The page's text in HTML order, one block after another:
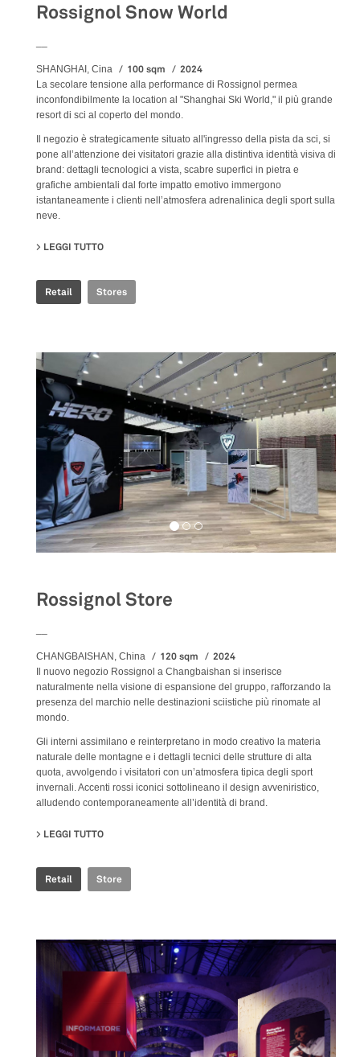
Rossignol Snow World
SHANGHAI, Cina 100 sqm 2024
La secolare tensione alla performance di Rossignol permea
inconfondibilmente la location al "Shanghai Ski World," il più grande
resort di sci al coperto del mondo.
Il negozio è strategicamente situato all'ingresso della pista da sci, si
pone all’attenzione dei visitatori grazie alla distintiva identità visiva di
brand: dettagli tecnologici a vista, scabre superfici in pietra e
grafiche ambientali dal forte impatto emotivo immergono
istantaneamente i clienti nell’atmosfera adrenalinica degli sport sulla
neve.
LEGGI TUTTO
Retail Stores
Rossignol Store
CHANGBAISHAN, China 120 sqm 2024
Il nuovo negozio Rossignol a Changbaishan si inserisce
naturalmente nella visione di espansione del gruppo, rafforzando la
presenza del marchio nelle destinazioni sciistiche più rinomate al
mondo.
Gli interni assimilano e reinterpretano in modo creativo la materia
naturale delle montagne e i dettagli tecnici delle strutture di alta
quota, avvolgendo i visitatori con un’atmosfera tipica degli sport
invernali. Accenti rossi iconici sottolineano il design avveniristico,
alludendo contemporaneamente all’identità di brand.
LEGGI TUTTO
Retail Store